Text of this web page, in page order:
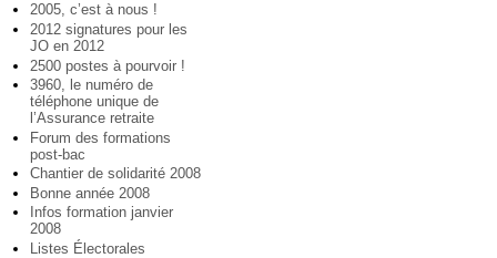
2005, c’est à nous !
2012 signatures pour les
JO en 2012
2500 postes à pourvoir !
3960, le numéro de
téléphone unique de
l’Assurance retraite
Forum des formations
post-bac
Chantier de solidarité 2008
Bonne année 2008
Infos formation janvier
2008
Listes Électorales